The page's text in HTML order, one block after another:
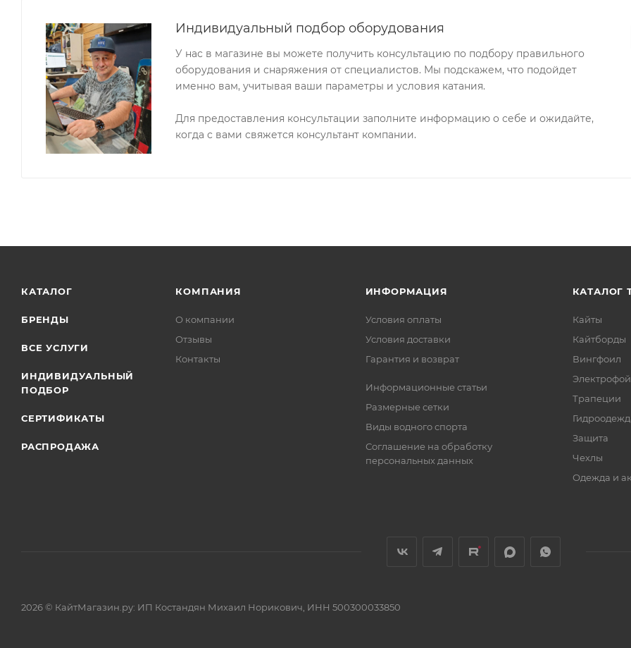
Индивидуальный подбор оборудования
У нас в магазине вы можете получить консультацию по подбору правильного
оборудования и снаряжения от специалистов. Мы подскажем, что подойдет
именно вам, учитывая ваши параметры и условия катания.
Для предоставления консультации заполните информацию о себе и ожидайте,
когда с вами свяжется консультант компании.
КАТАЛОГ
БРЕНДЫ
ВСЕ УСЛУГИ
ИНДИВИДУАЛЬНЫЙ
ПОДБОР
СЕРТИФИКАТЫ
РАСПРОДАЖА
КОМПАНИЯ
О компании
Отзывы
Контакты
ИНФОРМАЦИЯ
Условия оплаты
Условия доставки
Гарантия и возврат
Информационные статьи
Размерные сетки
Виды водного спорта
Соглашение на обработку
персональных данных
КАТАЛОГ
Кайты
Кайтборды
Вингфоил
Трапеции
Защита
Чехлы
Одежда и
2026 © КайтМагазин.ру: ИП Костандян Михаил Норикович, ИНН 500300033850